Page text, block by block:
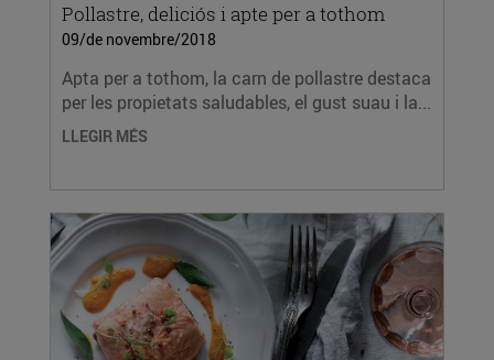
Pollastre, deliciós i apte per a tothom
09/de novembre/2018
Apta per a tothom, la carn de pollastre destaca
per les propietats saludables, el gust suau i la...
LLEGIR MÉS